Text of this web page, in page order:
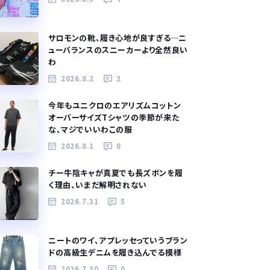
サロモンの靴、履き心地が良すぎる…ニ
ューバランスのスニーカーより全然良い
わ
2026.8.2 2
今年もユニクロのエアリズムコットン
オーバーサイズTシャツの季節が来た
な、マジでいいわこの服
2026.8.1 0
チー牛陰キャが真夏でも長ズボンを履
く理由、いまだ解明されない
2026.7.31 5
ニートのワイ、アプレッセっていうブラン
ドの高級生デニムを履き込んでる模様